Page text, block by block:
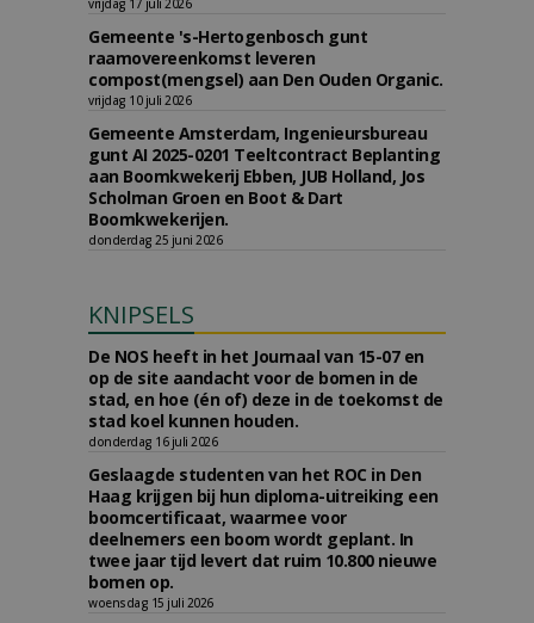
vrijdag 17 juli 2026
Gemeente 's-Hertogenbosch gunt
raamovereenkomst leveren
compost(mengsel) aan Den Ouden Organic.
vrijdag 10 juli 2026
Gemeente Amsterdam, Ingenieursbureau
gunt AI 2025-0201 Teeltcontract Beplanting
aan Boomkwekerij Ebben, JUB Holland, Jos
Scholman Groen en Boot & Dart
Boomkwekerijen.
donderdag 25 juni 2026
KNIPSELS
De NOS heeft in het Journaal van 15-07 en
op de site aandacht voor de bomen in de
stad, en hoe (én of) deze in de toekomst de
stad koel kunnen houden.
donderdag 16 juli 2026
Geslaagde studenten van het ROC in Den
Haag krijgen bij hun diploma-uitreiking een
boomcertificaat, waarmee voor
deelnemers een boom wordt geplant. In
twee jaar tijd levert dat ruim 10.800 nieuwe
bomen op.
woensdag 15 juli 2026